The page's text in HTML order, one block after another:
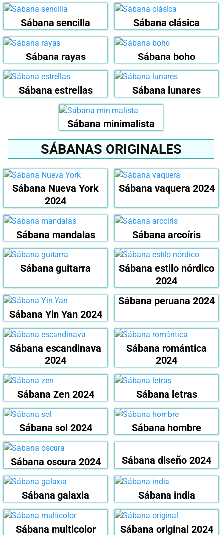
Sábana sencilla Sábana clásica
Sábana rayas Sábana boho
Sábana estrellas Sábana lunares
Sábana minimalista
SÁBANAS ORIGINALES
Sábana Nueva York
2024
Sábana vaquera 2024
Sábana mandalas Sábana arcoíris
Sábana guitarra
Sábana estilo nórdico
2024
Sábana Yin Yan 2024
Sábana peruana 2024
Sábana escandinava
2024
Sábana romántica
2024
Sábana Zen 2024 Sábana letras
Sábana sol 2024 Sábana hombre
Sábana oscura 2024 Sábana diseño 2024
Sábana galaxia Sábana india
Sábana multicolor Sábana original 2024